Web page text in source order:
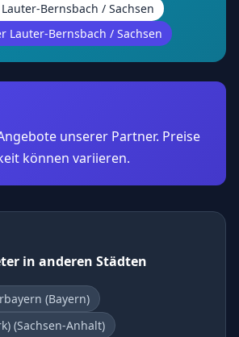
Bernsbach / Sachsen
Lauter-Bernsbach / Sachsen
unserer Partner. Preise
können variieren.
in anderen Städten
(Bayern)
(Sachsen-Anhalt)